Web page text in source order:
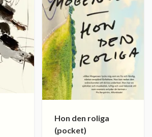
Hon den roliga
(pocket)